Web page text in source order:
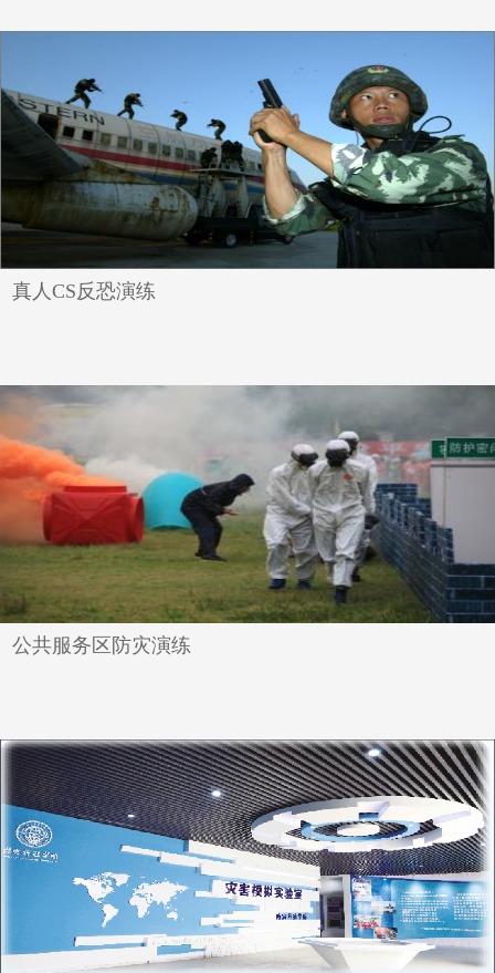
真人CS反恐演练
公共服务区防灾演练